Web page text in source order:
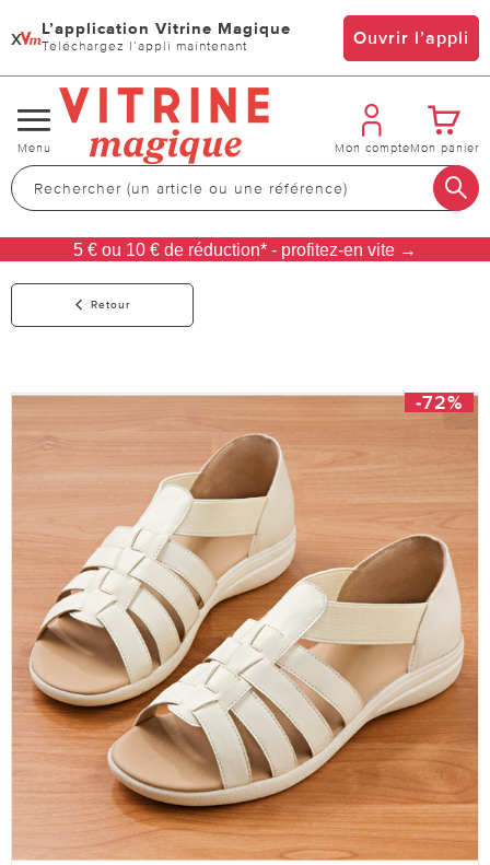
x L’application Vitrine Magique
Téléchargez l’appli maintenant Ouvrir l’appli
Changer
de
navigation
Menu Mon compteMon panier
5 € ou 10 € de réduction* - profitez-en vite →
Retour
-72%